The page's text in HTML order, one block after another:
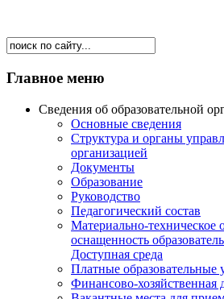
Главное меню
Сведения об образовательной
Основные сведения
Структура и органы
организацией
Документы
Образование
Руководство
Педагогический состав
Материально-техническое
оснащенность
Доступная среда
Платные образовательные
Финансово-хозяйственная